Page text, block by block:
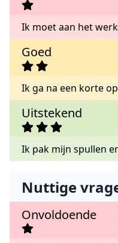
Ik moet aan het
Goed
Ik ga na een korte
Uitstekend
Ik pak mijn spullen
Nuttige
Onvoldoende